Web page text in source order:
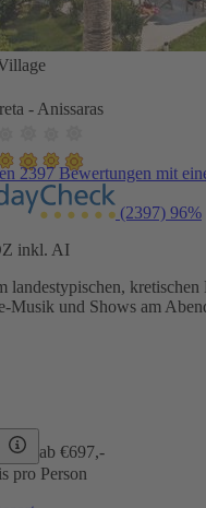
- Anissaras
2397 Bewertungen mit
(2397) 96%
inkl. AI
landestypischen,
Musik und Shows am
ab €697,-
pro Person